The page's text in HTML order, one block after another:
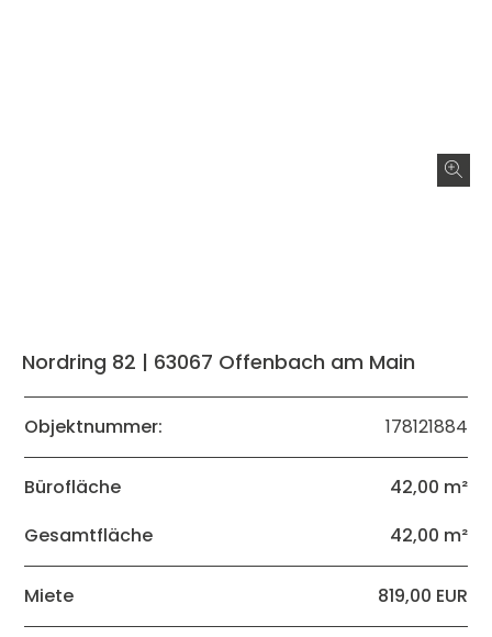
Nordring 82 | 63067 Offenbach am Main
Objektnummer: 178121884
Bürofläche
42,00 m²
Gesamtfläche
42,00 m²
Miete 819,00 EUR